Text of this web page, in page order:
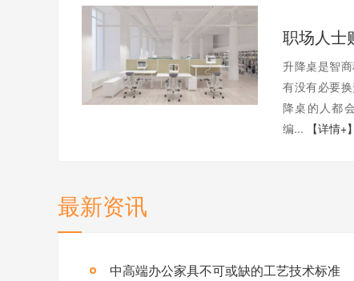
升降桌是智
有没有必要
降桌的人都
编...
【详情+】
最新资讯
中高端办公家具不可或缺的工艺技术标准